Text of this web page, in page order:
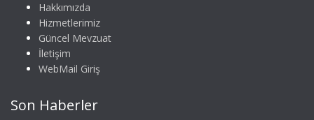
Hakkımızda
Hizmetlerimiz
Güncel Mevzuat
İletişim
WebMail Giriş
Son Haberler